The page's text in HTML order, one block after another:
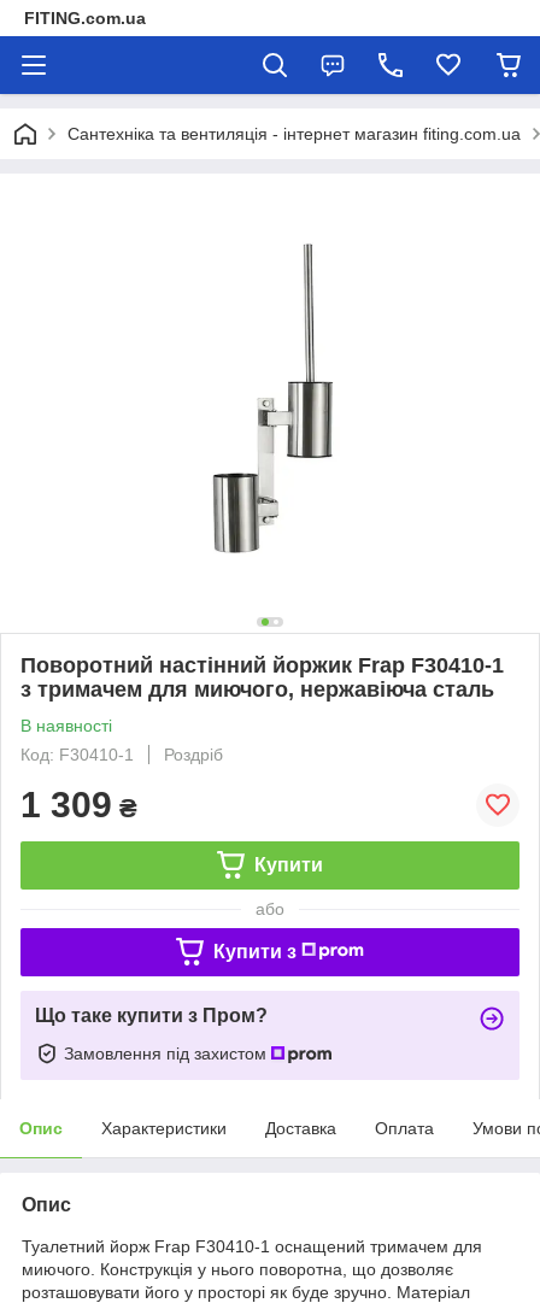
FITING.com.ua
Сантехніка та вентиляція - інтернет магазин fiting.com.ua
Поворотний настінний йоржик Frap F30410-1
з тримачем для миючого, нержавіюча сталь
В наявності
Код: F30410-1
Роздріб
1 309 ₴
Купити
або
Купити з
Що таке купити з Пром?
Замовлення під захистом
Опис Характеристики Доставка Оплата Умови
Опис
Туалетний йорж Frap F30410-1 оснащений тримачем для
миючого. Конструкція у нього поворотна, що дозволяє
розташовувати його у просторі як буде зручно. Матеріал